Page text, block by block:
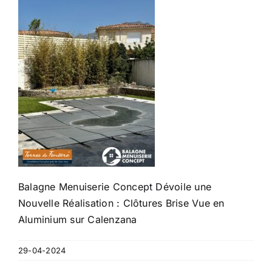
Balagne Menuiserie Concept Dévoile une
Nouvelle Réalisation : Clôtures Brise Vue en
Aluminium sur Calenzana
29-04-2024